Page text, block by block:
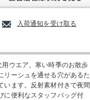
入荷通知を受け取る
ウエア。寒い時季のお散歩
リーシュを通せる穴があるた
います。反射素材付きで夜間
に便利なスタッフバッグ付